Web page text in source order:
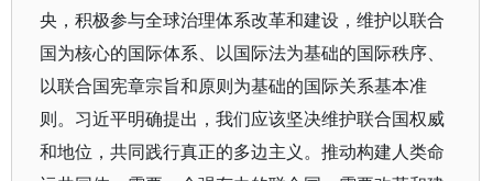
央，积极参与全球治理体系改革和建设，维护以联合
国为核心的国际体系、以国际法为基础的国际秩序、
以联合国宪章宗旨和原则为基础的国际关系基本准
则。习近平明确提出，我们应该坚决维护联合国权威
和地位，共同践行真正的多边主义。推动构建人类命